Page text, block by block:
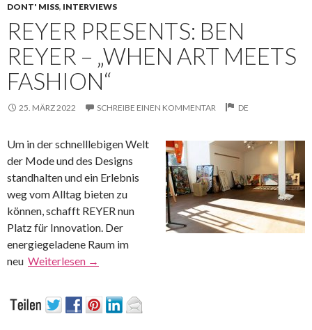
DONT' MISS, INTERVIEWS
REYER PRESENTS: BEN
REYER – „WHEN ART MEETS
FASHION“
25. MÄRZ 2022 SCHREIBE EINEN KOMMENTAR DE
Um in der schnelllebigen Welt
der Mode und des Designs
standhalten und ein Erlebnis
weg vom Alltag bieten zu
können, schafft REYER nun
Platz für Innovation. Der
energiegeladene Raum im
neu Weiterlesen →